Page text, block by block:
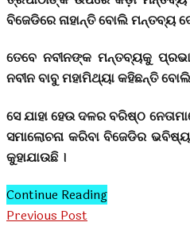
ବିଜେଡିରେ ନାହାନ୍ତି ବୋଲି ମନ୍ତବ୍ୟ
ତେବେ ନବୀନଙ୍କ ମନ୍ତବ୍ୟକୁ
ନବୀନ ବାବୁ ମହାମିଥ୍ୟା କହିଛନ୍ତି
ସେ ଯାହା ହେଉ ଦଳର ବରିଷ୍ଠ
ସମାଲୋଚନା କରିବା ବିଜେଡିର
କୁହାଯାଉଛି ।
Continue Reading
Previous Post